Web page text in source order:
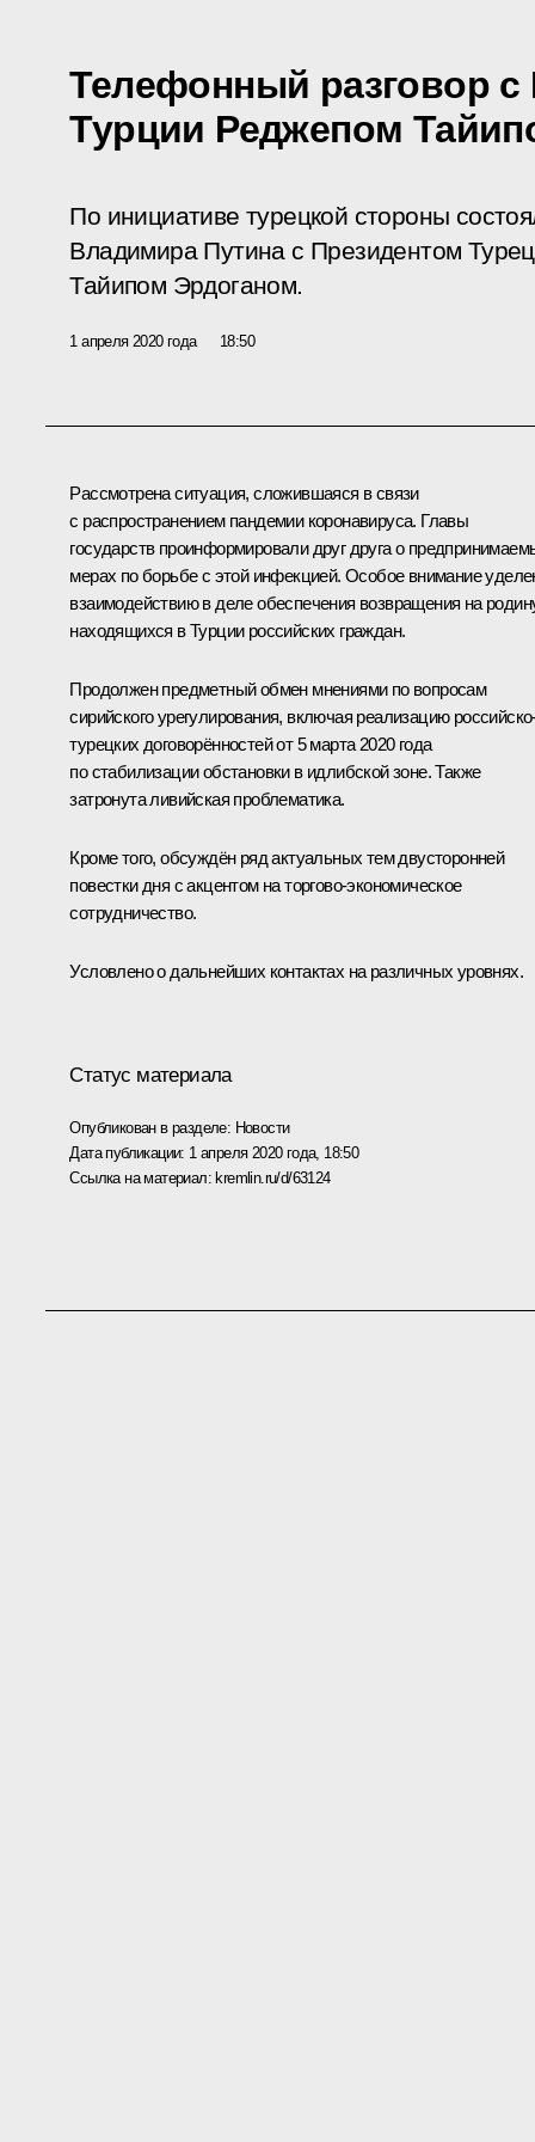
Телефонный разговор с
Турции Реджепом
По инициативе турецкой стороны
Владимира Путина с Президентом
Тайипом Эрдоганом.
1 апреля 2020 года 18:50
Рассмотрена ситуация, сложившаяся в связи
с распространением пандемии коронавируса. Главы
государств проинформировали друг друга о
мерах по борьбе с этой инфекцией. Особое внимание
взаимодействию в деле обеспечения возвращения на
находящихся в Турции российских граждан.
Продолжен предметный обмен мнениями по вопросам
сирийского урегулирования, включая реализацию
турецких договорённостей от 5 марта 2020 года
по стабилизации обстановки в идлибской зоне. Также
затронута ливийская проблематика.
Кроме того, обсуждён ряд актуальных тем двусторонней
повестки дня с акцентом на торгово-экономическое
сотрудничество.
Условлено о дальнейших контактах на различных уровнях.
Статус материала
Опубликован в разделе: Новости
Дата публикации: 1 апреля 2020 года, 18:50
Ссылка на материал: kremlin.ru/d/63124